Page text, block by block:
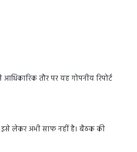
तौर पर यह गोपनीय रिपोर्ट
इसे लेकर अभी साफ नहीं है। बैठक की